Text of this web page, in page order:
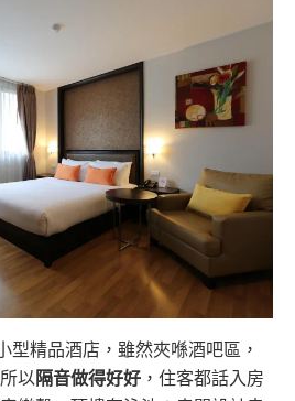
型精品酒店，雖然夾喺酒吧區，
以隔音做得好好 ，住客都話入房